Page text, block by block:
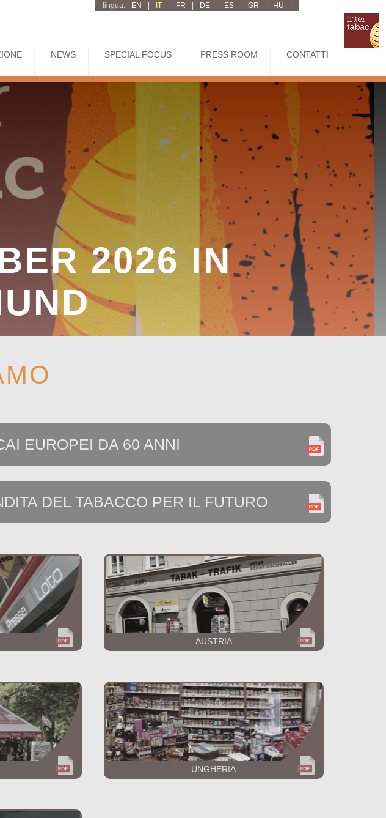
lingua: EN IT FR DE ES GR HU
NEWS SPECIAL FOCUS PRESS ROOM CONTATTI
2026 IN
EUROPEI DA 60 ANNI
DEL TABACCO PER IL FUTURO
AUSTRIA
UNGHERIA